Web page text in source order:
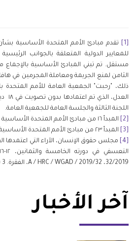
[1]
تقدم مبادئ الأمم المتحدة الأساسية
للمعايير الدولية المتعلقة بالجوانب
مستقل. تم تبني المبادئ الأساسية بالإجماع
ذلك، "رحبت" الجمعية العامة للأمم المتحدة
اللجنة الثالثة والجلسة العامة للجمعية العامة.
[2]
المبدأ ١٦ من مبادئ الأمم المتحدة الأساسية بشأن دور المحامين.
[3]
المبدأ ٢٣ من مبادئ الأمم المتحدة الأساسية بشأن دور المحامين.
[4]
مجلس حقوق الإنسان، الآراء التي اعتمدها
32/2019، A / HRC / WGAD / 2019/32، الفقرة. 3 (ب)
آخر الأخبار